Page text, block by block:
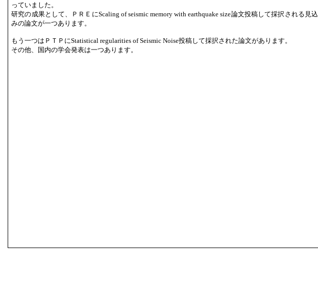
っていました。
研究の成果として、ＰＲＥにScaling of seismic memory with earthquake size論文投稿して採択される見込
みの論文が一つあります。
もう一つはＰＴＰにStatistical regularities of Seismic Noise投稿して採択された論文があります。
その他、国内の学会発表は一つあります。